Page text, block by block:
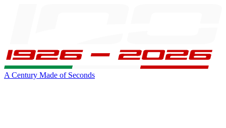
A Century Made of Seconds